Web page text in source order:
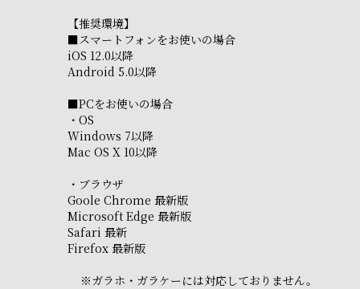
【推奨環境】
■スマートフォンをお使いの場合
iOS 12.0以降
Android 5.0以降
■PCをお使いの場合
・OS
Windows 7以降
Mac OS X 10以降
・ブラウザ
Goole Chrome 最新版
Microsoft Edge 最新版
Safari 最新
Firefox 最新版
※ガラホ・ガラケーには対応しておりません。